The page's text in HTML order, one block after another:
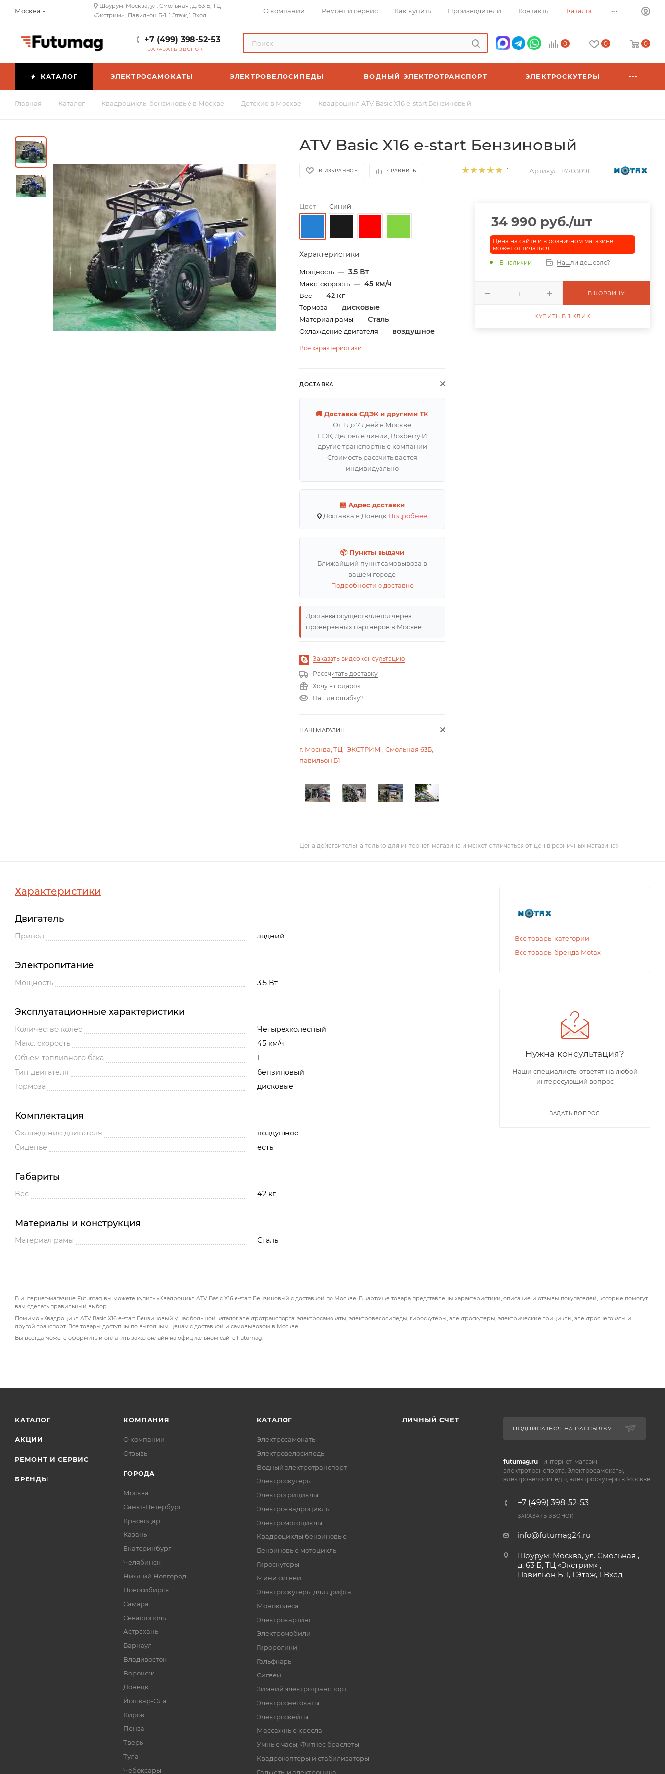
Москва
Шоурум: Москва, ул. Смольная , д. 63 Б, ТЦ
«Экстрим» , Павильон Б-1, 1 Этаж, 1 Вход
О компании Ремонт и сервис Как купить Производители Контакты Каталог ...
+7 (499) 398-52-53
ЗАКАЗАТЬ ЗВОНОК
0 0 0
КАТАЛОГ ЭЛЕКТРОСАМОКАТЫ ЭЛЕКТРОВЕЛОСИПЕДЫ ВОДНЫЙ ЭЛЕКТРОТРАНСПОРТ ЭЛЕКТРОСКУТЕРЫ
Главная — Каталог — Квадроциклы бензиновые в Москве — Детские в Москве — Квадроцикл ATV Basic X16 e-start Бензиновый
ATV Basic X16 e-start Бензиновый
В ИЗБРАННОЕ СРАВНИТЬ 1 Артикул: 14703091
Цвет — Синий
Характеристики
Мощность — 3.5 Вт
Макс. скорость — 45 км/ч
Вес — 42 кг
Тормоза — дисковые
Материал рамы — Сталь
Охлаждение двигателя — воздушное
Все характеристики
ДОСТАВКА
🚚 Доставка СДЭК и другими ТК
От 1 до 7 дней в Москве
ПЭК, Деловые линии, Boxberry И
другие транспортные компании
Стоимость рассчитывается
индивидуально
🏪 Адрес доставки
Доставка в Донецк Подробнее
📦 Пункты выдачи
Ближайший пункт самовывоза в
вашем городе
Подробности о доставке
Доставка осуществляется через
проверенных партнеров в Москве
Заказать видеоконсультацию
Рассчитать доставку
Хочу в подарок
Нашли ошибку?
НАШ МАГАЗИН
г. Москва, ТЦ "ЭКСТРИМ", Смольная 63Б,
павильон Б1
34 990 руб./шт
Цена на сайте и в розничном магазине
может отличаться
В наличии
Нашли дешевле?
В КОРЗИНУ
КУПИТЬ В 1 КЛИК
Цена действительна только для интернет-магазина и может отличаться от цен в розничных магазинах
Характеристики
Двигатель
Привод задний
Электропитание
Мощность 3.5 Вт
Эксплуатационные характеристики
Количество колес
Четырехколесный
Макс. скорость
45 км/ч
Объем топливного бака
1
Тип двигателя
бензиновый
Тормоза
дисковые
Комплектация
Охлаждение двигателя
воздушное
Сиденье
есть
Габариты
Вес 42 кг
Материалы и конструкция
Материал рамы Сталь
Все товары категории
Все товары бренда Motax
Нужна консультация?
Наши специалисты ответят на любой
интересующий вопрос
ЗАДАТЬ ВОПРОС
В интернет-магазине Futumag вы можете купить «Квадроцикл ATV Basic X16 e-start Бензиновый с доставкой по Москве. В карточке товара представлены характеристики, описание и отзывы покупателей, которые помогут
вам сделать правильный выбор.
Помимо «Квадроцикл ATV Basic X16 e-start Бензиновый у нас большой каталог электротранспорта: электросамокаты, электровелосипеды, гироскутеры, электроскутеры, электрические трициклы, электроснегокаты и
другой транспорт. Все товары доступны по выгодным ценам с доставкой и самовывозом в Москве.
Вы всегда можете оформить и оплатить заказ онлайн на официальном сайте Futumag.
КАТАЛОГ
АКЦИИ
РЕМОНТ И СЕРВИС
БРЕНДЫ
КОМПАНИЯ
О компании
Отзывы
ГОРОДА
Москва
Санкт-Петербург
Краснодар
Казань
Екатеринбург
Челябинск
Нижний Новгород
Новосибирск
Самара
Севастополь
Астрахань
Барнаул
Владивосток
Воронеж
Донецк
Йошкар-Ола
Киров
Пенза
Тверь
Тула
Чебоксары
КАТАЛОГ
Электросамокаты
Электровелосипеды
Водный электротранспорт
Электроскутеры
Электротрициклы
Электроквадроциклы
Электромотоциклы
Квадроциклы бензиновые
Бензиновые мотоциклы
Гироскутеры
Мини сигвеи
Электроскутеры для дрифта
Моноколеса
Электрокартинг
Электромобили
Гироролики
Гольфкары
Сигвеи
Зимний электротранспорт
Электроснегокаты
Электроскейты
Массажные кресла
Умные часы, Фитнес браслеты
Квадрокоптеры и стабилизаторы
Гаджеты и электроника
ЛИЧНЫЙ СЧЕТ
ПОДПИСАТЬСЯ НА РАССЫЛКУ
futumag.ru- интернет-магазин
электротранспорта. Электросамокаты,
электровелосипеды, электроскутеры в Москве
+7 (499) 398-52-53
ЗАКАЗАТЬ ЗВОНОК
info@futumag24.ru
Шоурум: Москва, ул. Смольная ,
д. 63 Б, ТЦ «Экстрим» ,
Павильон Б-1, 1 Этаж, 1 Вход